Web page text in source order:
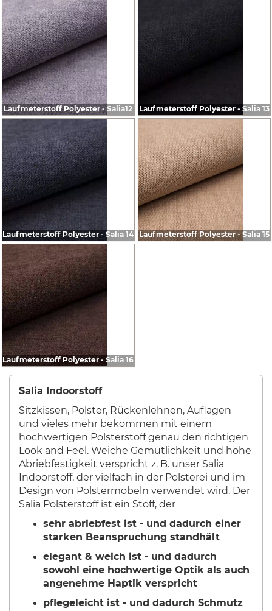
Laufmeterstoff Polyester - Salia12 Laufmeterstoff Polyester - Salia 13
Laufmeterstoff Polyester - Salia 14 Laufmeterstoff Polyester - Salia 15
Laufmeterstoff Polyester - Salia 16
Salia Indoorstoff
Sitzkissen, Polster, Rückenlehnen, Auflagen
und vieles mehr bekommen mit einem
hochwertigen Polsterstoff genau den richtigen
Look and Feel. Weiche Gemütlichkeit und hohe
Abriebfestigkeit verspricht z. B. unser Salia
Indoorstoff, der vielfach in der Polsterei und im
Design von Polstermöbeln verwendet wird. Der
Salia Polsterstoff ist ein Stoff, der
sehr abriebfest ist - und dadurch einer
starken Beanspruchung standhält
elegant & weich ist - und dadurch
sowohl eine hochwertige Optik als auch
angenehme Haptik verspricht
pflegeleicht ist - und dadurch Schmutz